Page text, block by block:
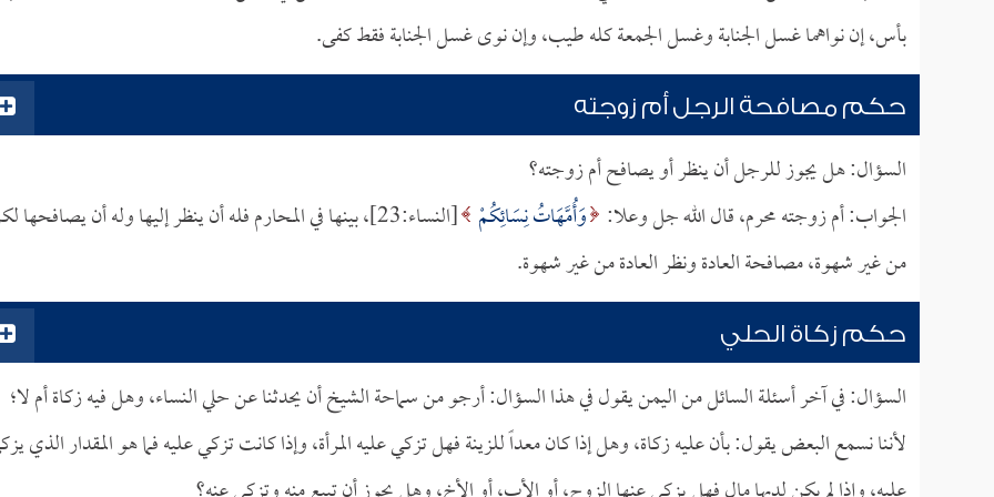
بأس، إن نواهما غسل الجنابة وغسل الجمعة كله طيب، وإن نوى غسل الجنابة فقط كفى.
حكم مصافحة الرجل أم زوجته
السؤال: هل يجوز للرجل أن ينظر أو يصافح أم زوجته؟
الجواب: أم زوجته محرم، قال الله جل وعلا: وَأُمَّهَاتُ نِسَائِكُمْ
[النساء:23]، بينها في المحارم فله أن ينظر إليها وله أن يصافحها
من غير شهوة، مصافحة العادة ونظر العادة من غير شهوة.
حكم زكاة الحلي
السؤال: في آخر أسئلة السائل من اليمن يقول في هذا السؤال: أرجو من سماحة الشيخ أن يحدثنا عن حلي النساء، وهل فيه زكاة أم لا؛
لأننا نسمع البعض يقول: بأن عليه زكاة، وهل إذا كان معداً للزينة فهل تزكي عليه المرأة، وإذا كانت تزكي عليه فما هو المقدار الذي